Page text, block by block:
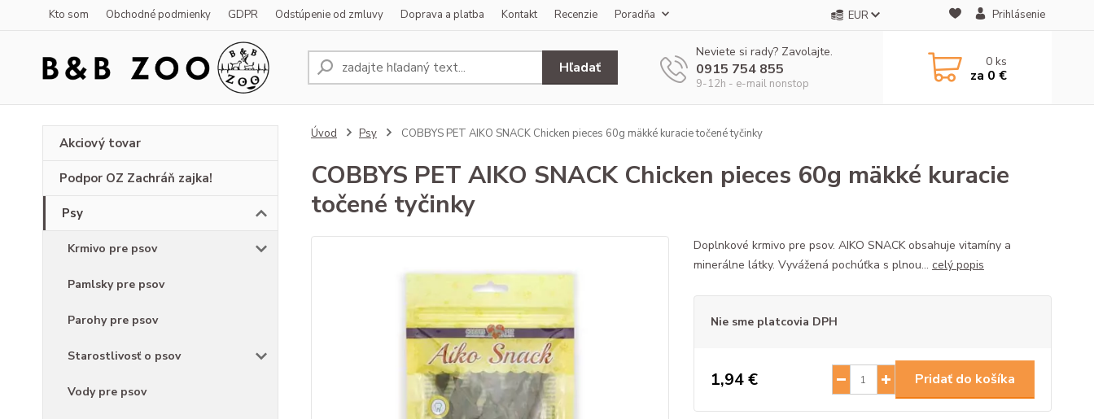
Kto som Obchodné podmienky GDPR Odstúpenie od zmluvy Doprava a platba Kontakt Recenzie Poradňa EUR Prihlásenie
Hľadať
Neviete si rady? Zavolajte.
0915 754 855
9-12h - e-mail nonstop
0ks
za 0 €
Akciový tovar
Podpor OZ Zachráň zajka!
Psy
Krmivo pre psov
Pamlsky pre psov
Parohy pre psov
Starostlivosť o psov
Vody pre psov
Úvod Psy COBBYS PET AIKO SNACK Chicken pieces 60g mäkké kuracie točené tyčinky
COBBYS PET AIKO SNACK Chicken pieces 60g mäkké kuracie
točené tyčinky
Doplnkové krmivo pre psov. AIKO SNACK obsahuje vitamíny a
minerálne látky. Vyvážená pochúťka s plnou... celý popis
Nie sme platcovia DPH
1,94 € Pridať do košíka